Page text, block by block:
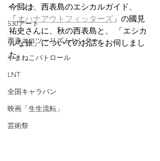
イベント
530アート
西表エコツーリズムセンター
やまねこパトロール
LNT
全国キャラバン
映画「生生流転」
芸術祭
今回は、西表島のエシカルガイド、
「オハナアウトフィッターズ 」の國見
祐史さんに、秋の西表島と、 「エシカ
ルな旅」についてのお話をお伺しまし
た。